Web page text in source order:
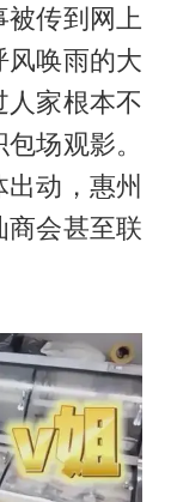
被传到网上
风唤雨的大
人家根本不
场观影。
动，惠州
商会甚至联